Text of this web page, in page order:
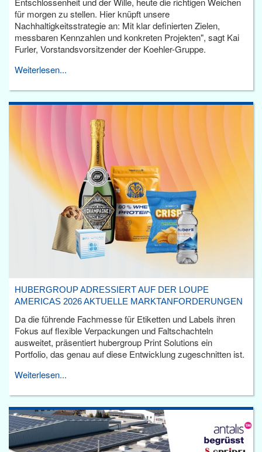
für morgen zu stellen. Hier knüpft unsere
Nachhaltigkeitsstrategie an: Mit klar definierten Zielen,
messbaren Kennzahlen und konkreten Projekten", sagt Kai
Furler, Vorstandsvorsitzender der Koehler-Gruppe.
Weiterlesen...
HUBERGROUP ADRESSIERT AUF DER LOUPE
AMERICAS 2026 AKTUELLE MARKTANFORDERUNGEN
Da die führende Fachmesse für Etiketten und Labels ihren
Fokus auf flexible Verpackungen und Faltschachteln
ausweitet, präsentiert hubergroup Print Solutions ein
Portfolio, das genau auf diese Entwicklung zugeschnitten ist.
Weiterlesen...